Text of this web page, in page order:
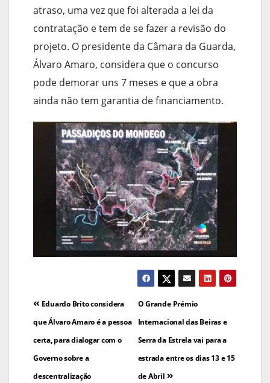
atraso, uma vez que foi alterada a lei da
contratação e tem de se fazer a revisão do
projeto. O presidente da Câmara da Guarda,
Álvaro Amaro, considera que o concurso
pode demorar uns 7 meses e que a obra
ainda não tem garantia de financiamento.
Navegação
de
artigos
O Grande Prémio
Internacional das Beiras e
Serra da Estrela vai para a
estrada entre os dias 13 e 15
de Abril
Eduardo Brito considera
que Álvaro Amaro é a pessoa
certa, para dialogar com o
Governo sobre a
descentralização